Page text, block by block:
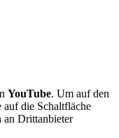
YouTube. Um auf den
die Schaltfläche
an Drittanbieter